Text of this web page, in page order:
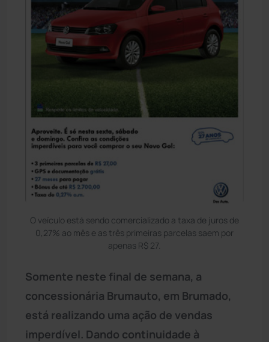
O veículo está sendo comercializado a taxa de juros de
0,27% ao mês e as três primeiras parcelas saem por
apenas R$ 27.
Somente neste final de semana, a
concessionária Brumauto, em Brumado,
está realizando uma ação de vendas
imperdível. Dando continuidade à